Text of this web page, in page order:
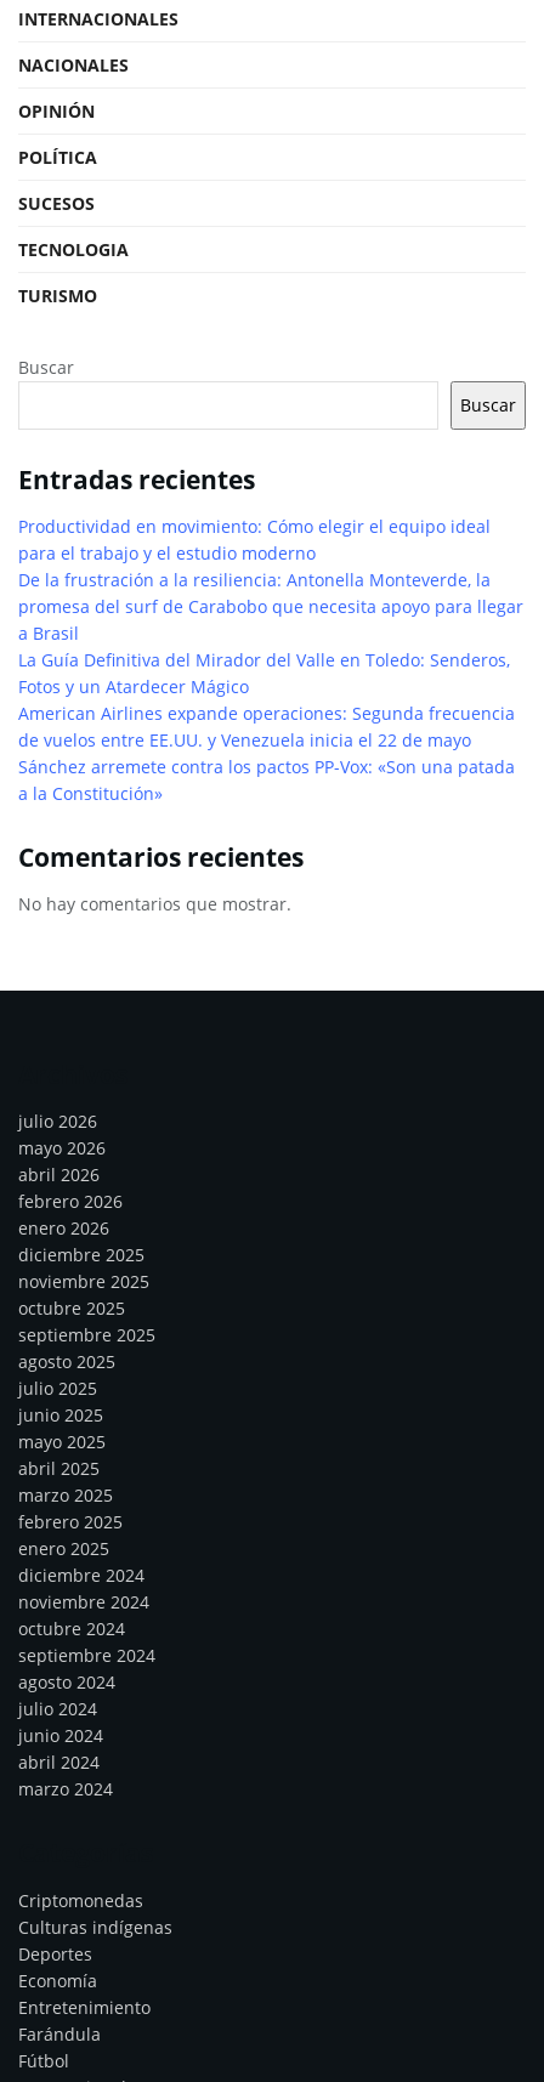
INTERNACIONALES
NACIONALES
OPINIÓN
POLÍTICA
SUCESOS
TECNOLOGIA
TURISMO
Buscar
Buscar
Entradas recientes
Productividad en movimiento: Cómo elegir el equipo ideal
para el trabajo y el estudio moderno
De la frustración a la resiliencia: Antonella Monteverde, la
promesa del surf de Carabobo que necesita apoyo para llegar
a Brasil
La Guía Definitiva del Mirador del Valle en Toledo: Senderos,
Fotos y un Atardecer Mágico
American Airlines expande operaciones: Segunda frecuencia
de vuelos entre EE.UU. y Venezuela inicia el 22 de mayo
Sánchez arremete contra los pactos PP-Vox: «Son una patada
a la Constitución»
Comentarios recientes
No hay comentarios que mostrar.
julio 2026
mayo 2026
abril 2026
febrero 2026
enero 2026
diciembre 2025
noviembre 2025
octubre 2025
septiembre 2025
agosto 2025
julio 2025
junio 2025
mayo 2025
abril 2025
marzo 2025
febrero 2025
enero 2025
diciembre 2024
noviembre 2024
octubre 2024
septiembre 2024
agosto 2024
julio 2024
junio 2024
abril 2024
marzo 2024
Criptomonedas
Culturas indígenas
Deportes
Economía
Entretenimiento
Farándula
Fútbol